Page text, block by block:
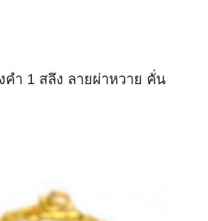
คำ 1 สลึง ลายผ่าหวาย คั่น